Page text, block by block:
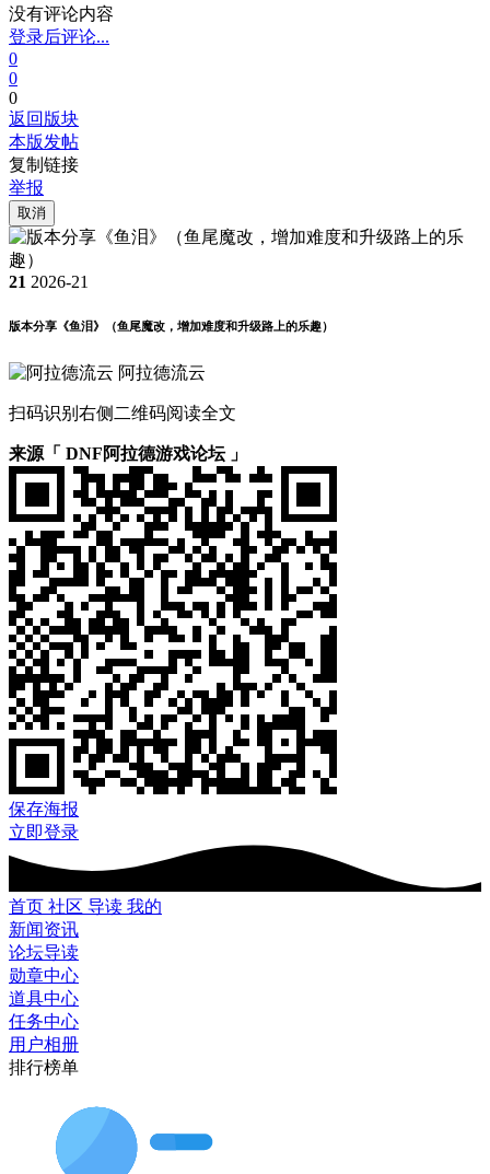
没有评论内容
登录后评论...
0
0
0
返回版块
本版发帖
复制链接
举报
取消
21 2026-21
版本分享《鱼泪》（鱼尾魔改，增加难度和升级路上的乐趣）
阿拉德流云
扫码识别右侧二维码阅读全文
来源「 DNF阿拉德游戏论坛 」
保存海报
立即登录
首页 社区 导读 我的
新闻资讯
论坛导读
勋章中心
道具中心
任务中心
用户相册
排行榜单